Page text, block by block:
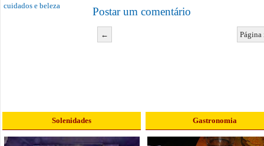
cuidados e beleza
Postar um comentário
←
Solenidades Gastronomia